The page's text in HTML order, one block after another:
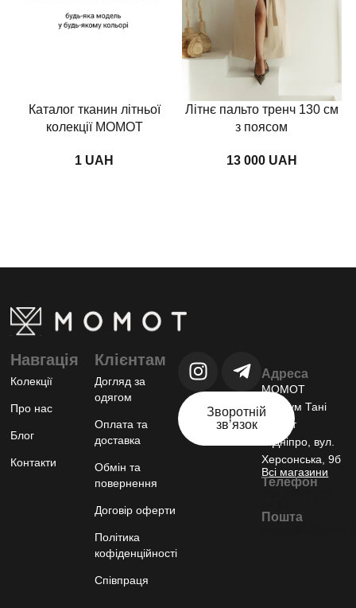
Каталог тканин літньої
колекції MOMOT
UAH
Літнє пальто тренч 130 см
з поясом
UAH
Адреса
МОМОТ
шоурум Тані
Момот
м.Дніпро, вул.
Херсонська, 9б
Всі магазини
Телефон
Пошта
Навгація
Колекції
Про нас
Блог
Контакти
Клієнтам
Догляд за
одягом
Оплата та
доставка
Обмін та
повернення
Договір оферти
Політика
кофіденційності
Співпраця
Зворотній
звʼязок